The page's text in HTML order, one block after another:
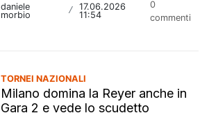
daniele
morbio
/ 17.06.2026
11:54
0
commenti
TORNEI NAZIONALI
Milano domina la Reyer anche in
Gara 2 e vede lo scudetto